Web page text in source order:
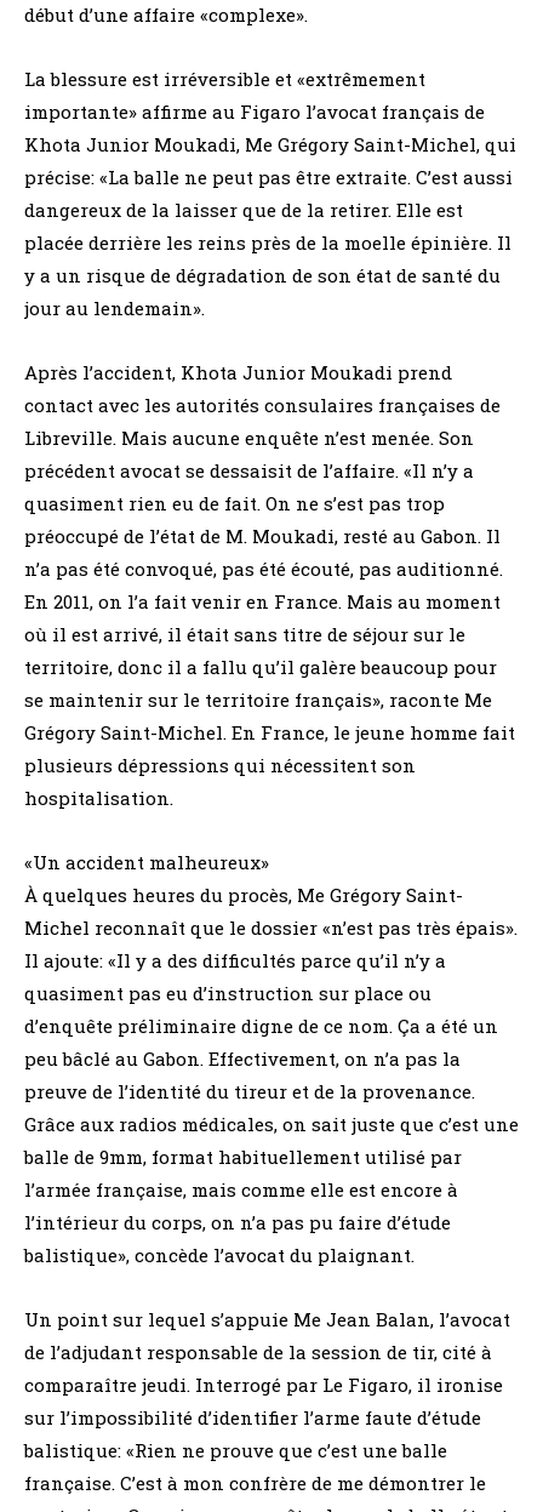
début d’une affaire «complexe».
La blessure est irréversible et «extrêmement
importante» affirme au Figaro l’avocat français de
Khota Junior Moukadi, Me Grégory Saint-Michel, qui
précise: «La balle ne peut pas être extraite. C’est aussi
dangereux de la laisser que de la retirer. Elle est
placée derrière les reins près de la moelle épinière. Il
y a un risque de dégradation de son état de santé du
jour au lendemain».
Après l’accident, Khota Junior Moukadi prend
contact avec les autorités consulaires françaises de
Libreville. Mais aucune enquête n’est menée. Son
précédent avocat se dessaisit de l’affaire. «Il n’y a
quasiment rien eu de fait. On ne s’est pas trop
préoccupé de l’état de M. Moukadi, resté au Gabon. Il
n’a pas été convoqué, pas été écouté, pas auditionné.
En 2011, on l’a fait venir en France. Mais au moment
où il est arrivé, il était sans titre de séjour sur le
territoire, donc il a fallu qu’il galère beaucoup pour
se maintenir sur le territoire français», raconte Me
Grégory Saint-Michel. En France, le jeune homme fait
plusieurs dépressions qui nécessitent son
hospitalisation.
«Un accident malheureux»
À quelques heures du procès, Me Grégory Saint-
Michel reconnaît que le dossier «n’est pas très épais».
Il ajoute: «Il y a des difficultés parce qu’il n’y a
quasiment pas eu d’instruction sur place ou
d’enquête préliminaire digne de ce nom. Ça a été un
peu bâclé au Gabon. Effectivement, on n’a pas la
preuve de l’identité du tireur et de la provenance.
Grâce aux radios médicales, on sait juste que c’est une
balle de 9mm, format habituellement utilisé par
l’armée française, mais comme elle est encore à
l’intérieur du corps, on n’a pas pu faire d’étude
balistique», concède l’avocat du plaignant.
Un point sur lequel s’appuie Me Jean Balan, l’avocat
de l’adjudant responsable de la session de tir, cité à
comparaître jeudi. Interrogé par Le Figaro, il ironise
sur l’impossibilité d’identifier l’arme faute d’étude
balistique: «Rien ne prouve que c’est une balle
française. C’est à mon confrère de me démontrer le